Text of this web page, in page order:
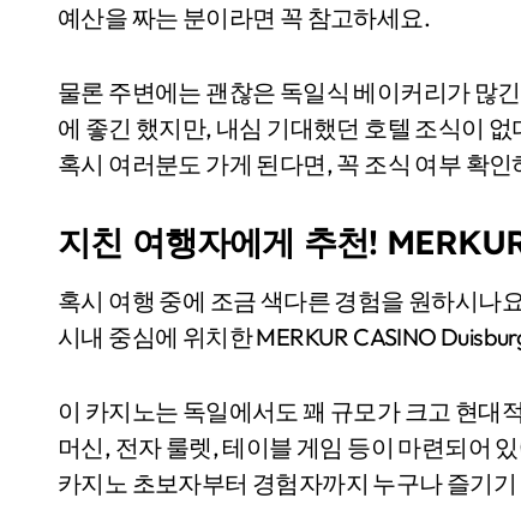
예산을 짜는 분이라면 꼭 참고하세요.
물론 주변에는 괜찮은 독일식 베이커리가 많
에 좋긴 했지만, 내심 기대했던 호텔 조식이
혹시 여러분도 가게 된다면, 꼭 조식 여부 확
지친 여행자에게 추천!
혹시 여행 중에 조금 색다른 경험을 원하시나
시내 중심에 위치한 MERKUR CASINO
이 카지노는 독일에서도 꽤 규모가 크고 현대
머신, 전자 룰렛, 테이블 게임 등이 마련되어
카지노 초보자부터 경험자까지 누구나 즐기